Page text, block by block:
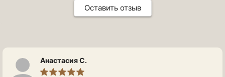
Оставить отзыв
Анастасия С.